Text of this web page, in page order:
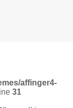
affinger4-
31